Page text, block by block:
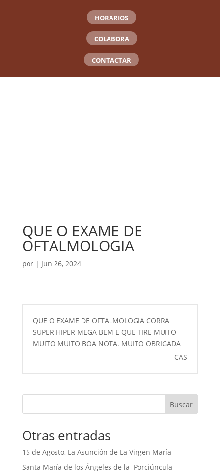
HORARIOS
COLABORA
CONTACTAR
QUE O EXAME DE
OFTALMOLOGIA
por | Jun 26, 2024
QUE O EXAME DE OFTALMOLOGIA CORRA
SUPER HIPER MEGA BEM E QUE TIRE MUITO
MUITO MUITO BOA NOTA. MUITO OBRIGADA
CAS
Buscar
Otras entradas
15 de Agosto, La Asunción de La Virgen María
Santa María de los Ángeles de la Porciúncula